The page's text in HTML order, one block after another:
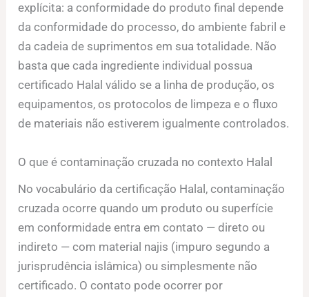
explícita: a conformidade do produto final depende
da conformidade do processo, do ambiente fabril e
da cadeia de suprimentos em sua totalidade. Não
basta que cada ingrediente individual possua
certificado Halal válido se a linha de produção, os
equipamentos, os protocolos de limpeza e o fluxo
de materiais não estiverem igualmente controlados.
O que é contaminação cruzada no contexto Halal
No vocabulário da certificação Halal, contaminação
cruzada ocorre quando um produto ou superfície
em conformidade entra em contato — direto ou
indireto — com material najis (impuro segundo a
jurisprudência islâmica) ou simplesmente não
certificado. O contato pode ocorrer por